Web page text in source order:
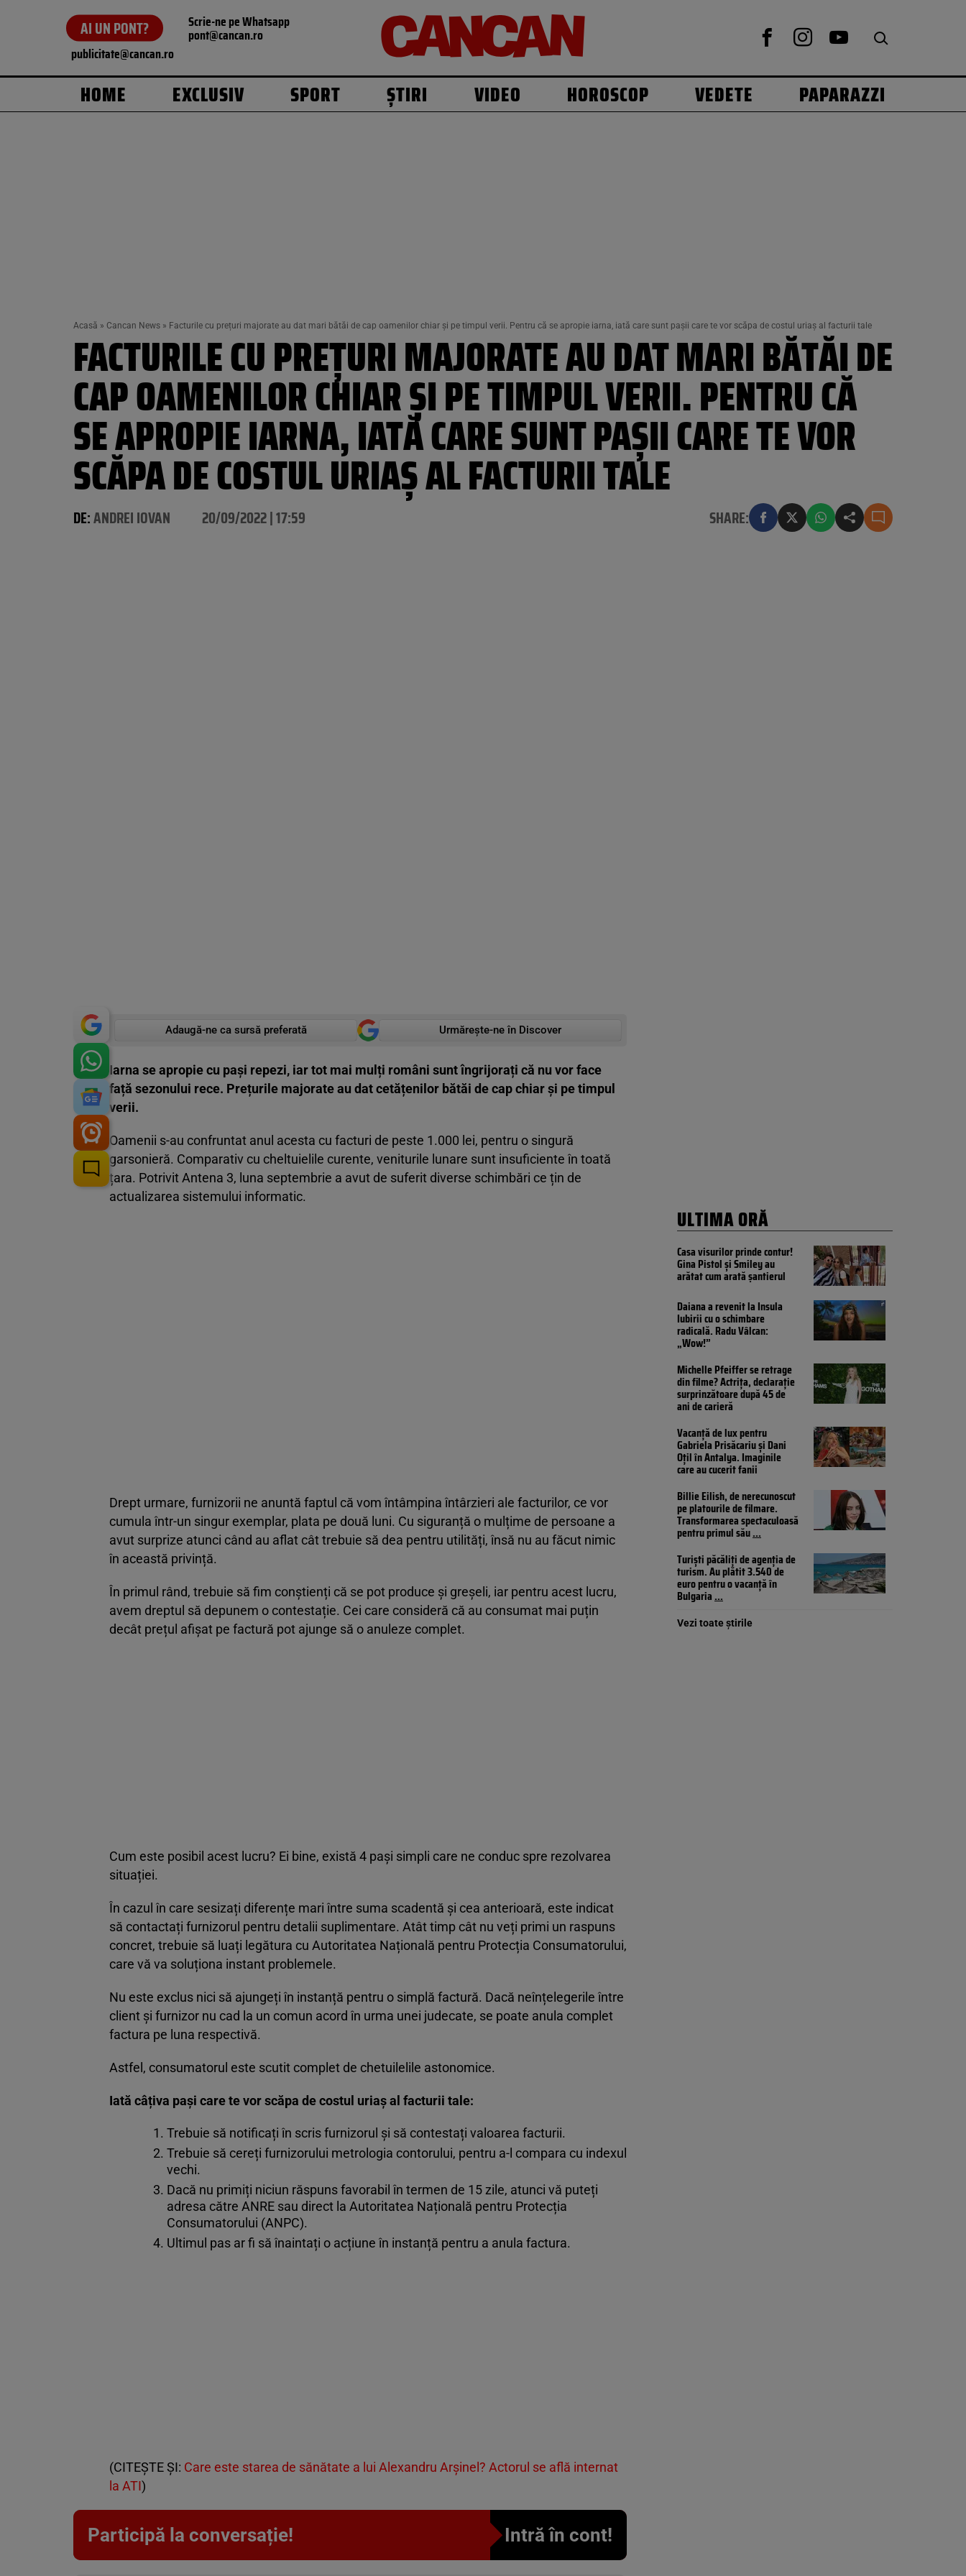
AI UN PONT? Scrie-ne pe Whatsapp
pont@cancan.ro
publicitate@cancan.ro
HOME EXCLUSIV SPORT ȘTIRI VIDEO HOROSCOP VEDETE PAPARAZZI
Acasă » Cancan News » Facturile cu prețuri majorate au dat mari bătăi de cap oamenilor chiar și pe timpul verii. Pentru că se apropie iarna, iată care sunt pașii care te vor scăpa de costul uriaș al facturii tale
FACTURILE CU PREȚURI MAJORATE AU DAT MARI BĂTĂI DE
CAP OAMENILOR CHIAR ȘI PE TIMPUL VERII. PENTRU CĂ
SE APROPIE IARNA, IATĂ CARE SUNT PAȘII CARE TE VOR
SCĂPA DE COSTUL URIAȘ AL FACTURII TALE
DE:ANDREI IOVAN 20/09/2022 | 17:59 SHARE:
Adaugă-ne ca sursă preferată Urmărește-ne în Discover
Iarna se apropie cu pași repezi, iar tot mai mulți români sunt îngrijorați că nu vor face
față sezonului rece. Prețurile majorate au dat cetățenilor bătăi de cap chiar și pe timpul
verii.
Oamenii s-au confruntat anul acesta cu facturi de peste 1.000 lei, pentru o singură
garsonieră. Comparativ cu cheltuielile curente, veniturile lunare sunt insuficiente în toată
țara. Potrivit Antena 3, luna septembrie a avut de suferit diverse schimbări ce țin de
actualizarea sistemului informatic.
Drept urmare, furnizorii ne anuntă faptul că vom întâmpina întârzieri ale facturilor, ce vor
cumula într-un singur exemplar, plata pe două luni. Cu siguranță o mulțime de persoane a
avut surprize atunci când au aflat cât trebuie să dea pentru utilități, însă nu au făcut nimic
în această privință.
În primul rând, trebuie să fim conștienți că se pot produce și greșeli, iar pentru acest lucru,
avem dreptul să depunem o contestație. Cei care consideră că au consumat mai puțin
decât prețul afișat pe factură pot ajunge să o anuleze complet.
Cum este posibil acest lucru? Ei bine, există 4 pași simpli care ne conduc spre rezolvarea
situației.
În cazul în care sesizați diferențe mari între suma scadentă și cea anterioară, este indicat
să contactați furnizorul pentru detalii suplimentare. Atât timp cât nu veți primi un raspuns
concret, trebuie să luați legătura cu Autoritatea Națională pentru Protecția Consumatorului,
care vă va soluționa instant problemele.
Nu este exclus nici să ajungeți în instanță pentru o simplă factură. Dacă neînțelegerile între
client și furnizor nu cad la un comun acord în urma unei judecate, se poate anula complet
factura pe luna respectivă.
Astfel, consumatorul este scutit complet de chetuilelile astonomice.
Iată câțiva pași care te vor scăpa de costul uriaș al facturii tale:
Trebuie să notificați în scris furnizorul și să contestați valoarea facturii.
Trebuie să cereți furnizorului metrologia contorului, pentru a-l compara cu indexul
vechi.
Dacă nu primiți niciun răspuns favorabil în termen de 15 zile, atunci vă puteți
adresa către ANRE sau direct la Autoritatea Națională pentru Protecția
Consumatorului (ANPC).
Ultimul pas ar fi să înaintați o acțiune în instanță pentru a anula factura.
(CITEȘTE ȘI: Care este starea de sănătate a lui Alexandru Arșinel? Actorul se află internat
la ATI)
Participă la conversație! Intră în cont!
ULTIMA ORĂ
Casa visurilor prinde contur!
Gina Pistol și Smiley au
arătat cum arată șantierul
Daiana a revenit la Insula
Iubirii cu o schimbare
radicală. Radu Vâlcan:
„Wow!”
Michelle Pfeiffer se retrage
din filme? Actrița, declarație
surprinzătoare după 45 de
ani de carieră
Vacanță de lux pentru
Gabriela Prisăcariu și Dani
Oțil în Antalya. Imaginile
care au cucerit fanii
Billie Eilish, de nerecunoscut
pe platourile de filmare.
Transformarea spectaculoasă
pentru primul său...
Turiști păcăliți de agenția de
turism. Au plătit 3.540 de
euro pentru o vacanță în
Bulgaria...
Vezi toate știrile